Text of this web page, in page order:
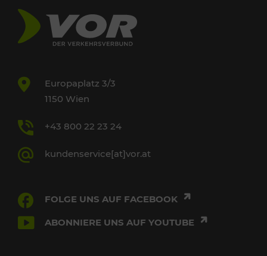
Europaplatz 3/3
1150 Wien
+43 800 22 23 24
kundenservice[at]vor.at
FOLGE UNS AUF FACEBOOK
ABONNIERE UNS AUF YOUTUBE